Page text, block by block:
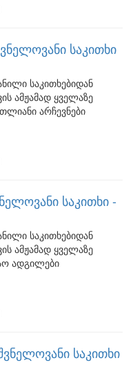
საკითხი
საკითხებიდან
ამჟამად ყველაზე
არჩევნები
საკითხი -
საკითხებიდან
ამჟამად ყველაზე
ადგილები
საკითხი